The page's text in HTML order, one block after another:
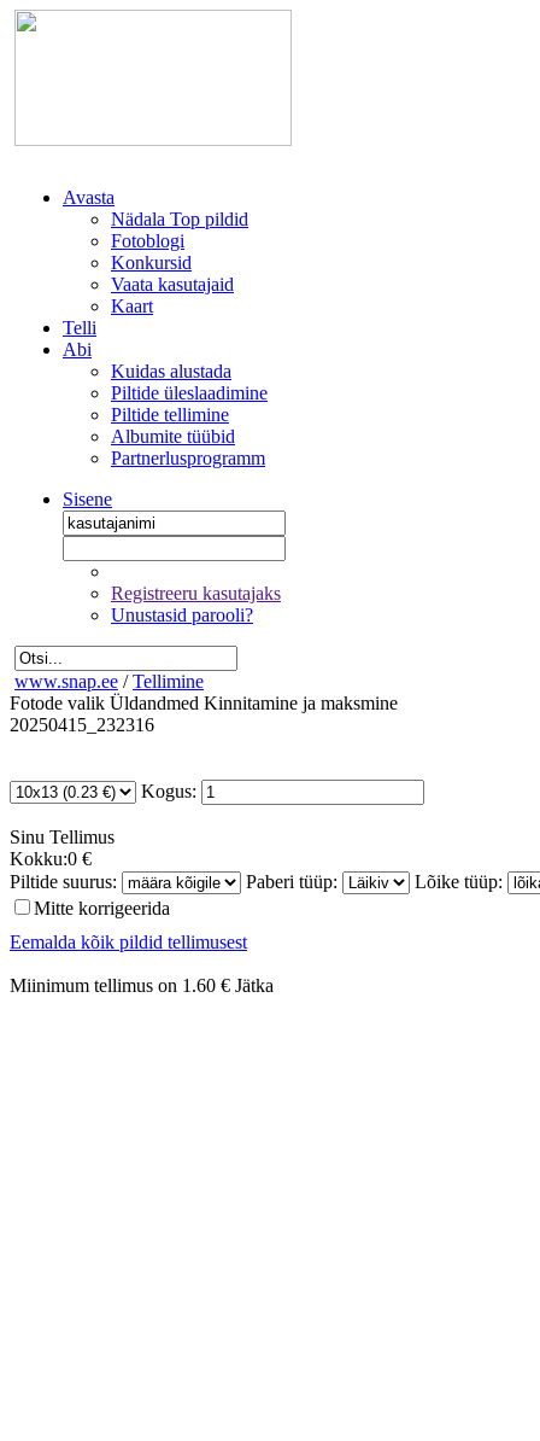
Avasta
Nädala Top pildid
Fotoblogi
Konkursid
Vaata kasutajaid
Kaart
Telli
Abi
Kuidas alustada
Piltide üleslaadimine
Piltide tellimine
Albumite tüübid
Partnerlusprogramm
Sisene
Registreeru kasutajaks
Unustasid parooli?
www.snap.ee / Tellimine
Fotode valik Üldandmed Kinnitamine ja maksmine
20250415_232316
Kogus:
Sinu Tellimus
Kokku:0 €
Piltide suurus:
Paberi tüüp:
Lõike tüüp:
Mitte korrigeerida
Eemalda kõik pildid tellimusest
Miinimum tellimus on 1.60 € Jätka